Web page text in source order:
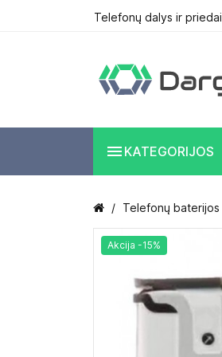
Telefonų dalys ir priedai
 KATEGORIJOS
Telefonų baterijos
Akcija -15%